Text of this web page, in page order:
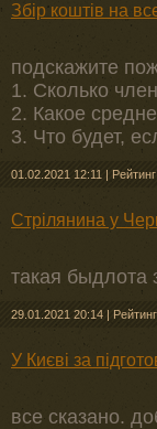
Збір коштів на
подскажите
1. Сколько
2. Какое
3. Что будет,
01.02.2021 12:11 |
Стрілянина у
такая быдлота
29.01.2021 20:14 |
У Києві за
все сказано.